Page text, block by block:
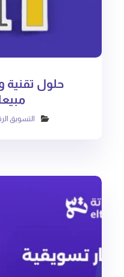
حلول تقنية
التسويق